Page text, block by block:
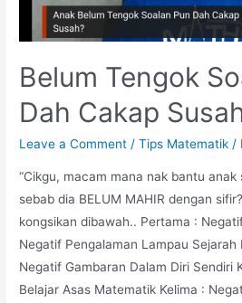
Belum Tengok
Dah Cakap
Leave a Comment /Tips Matematik /
“Cikgu, macam mana nak bantu anak
sebab dia BELUM MAHIR dengan
kongsikan dibawah.. Pertama :
Negatif Pengalaman Lampau Sejarah
Negatif Gambaran Dalam Diri Sendiri
Belajar Asas Matematik Kelima :